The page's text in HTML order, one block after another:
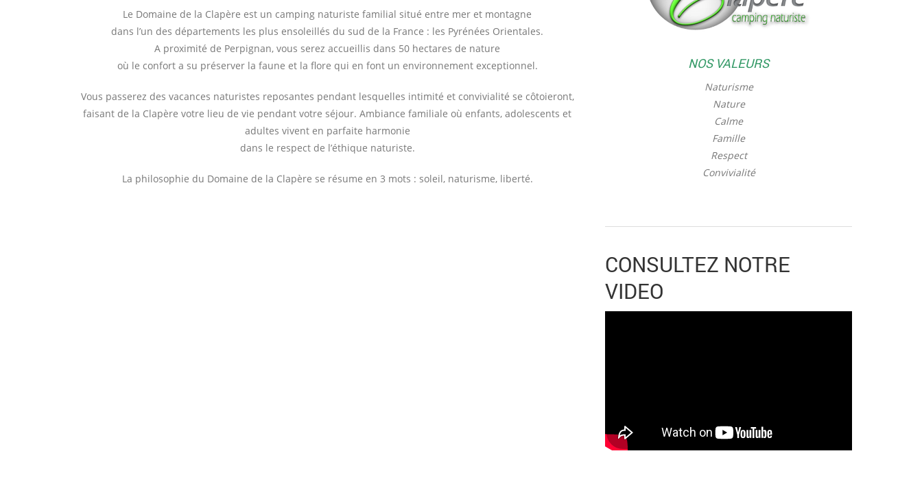
Le Domaine de la Clapère est un camping naturiste familial situé entre mer et montagne
dans l’un des départements les plus ensoleillés du sud de la France : les Pyrénées Orientales.
A proximité de Perpignan, vous serez accueillis dans 50 hectares de nature
où le confort a su préserver la faune et la flore qui en font un environnement exceptionnel.
Vous passerez des vacances naturistes reposantes pendant lesquelles intimité et convivialité se côtoieront,
faisant de la Clapère votre lieu de vie pendant votre séjour. Ambiance familiale où enfants, adolescents et
adultes vivent en parfaite harmonie
dans le respect de l’éthique naturiste.
La philosophie du Domaine de la Clapère se résume en 3 mots : soleil, naturisme, liberté.
NOS VALEURS
Naturisme
Nature
Calme
Famille
Respect
Convivialité
CONSULTEZ NOTRE
VIDEO